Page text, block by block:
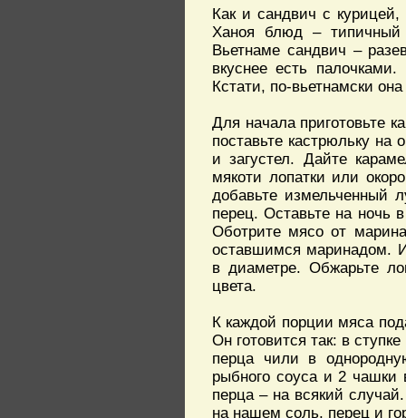
Как и сандвич с
Ханоя блюд – типичный
Вьетнаме сандвич –
вкуснее есть
Кстати, по-вьетнамски
Для начала приготовьте
поставьте кастрюльку
и загустел. Дайте
мякоти лопатки или
добавьте измельченный
перец. Оставьте на ночь
Оботрите мясо от
оставшимся маринадом.
в диаметре. Обжарьте
цвета.
К каждой порции мяса
Он готовится так: в
перца чили в
рыбного соуса и 2 чашки
перца – на всякий
на нашем соль, перец и